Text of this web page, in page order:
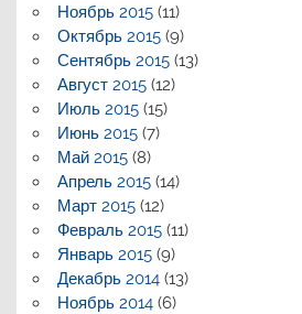
Ноябрь 2015(11)
Октябрь 2015(9)
Сентябрь 2015(13)
Август 2015(12)
Июль 2015(15)
Июнь 2015(7)
Май 2015(8)
Апрель 2015(14)
Март 2015(12)
Февраль 2015(11)
Январь 2015(9)
Декабрь 2014(13)
Ноябрь 2014(6)